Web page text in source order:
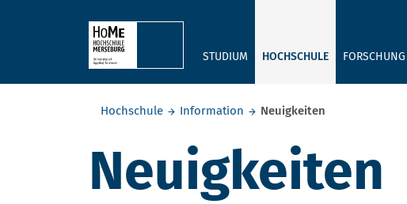
STUDIUM HOCHSCHULE
Hochschule
Information Neuigkeiten
Neuigkeiten